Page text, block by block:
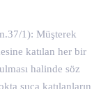
1): Müşterek
katılan her bir
halinde söz
suça katılanların